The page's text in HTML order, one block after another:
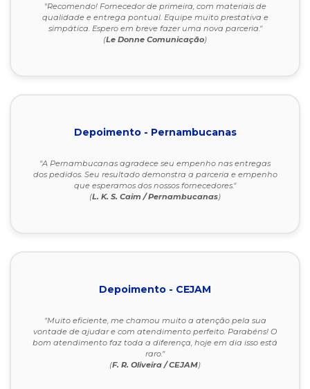
"Recomendo! Fornecedor de primeira, com materiais de
qualidade e entrega pontual. Equipe muito prestativa e
simpática. Espero em breve fazer uma nova parceria."
(Le Donne Comunicação)
Depoimento - Pernambucanas
"A Pernambucanas agradece seu empenho nas entregas
dos pedidos. Seu resultado demonstra a parceria e empenho
que esperamos dos nossos fornecedores."
(L. K. S. Caim / Pernambucanas)
Depoimento - CEJAM
"Muito eficiente, me chamou muito a atenção pela sua
vontade de ajudar e com atendimento perfeito. Parabéns! O
bom atendimento faz toda a diferença, hoje em dia isso está
raro."
(F. R. Oliveira / CEJAM)